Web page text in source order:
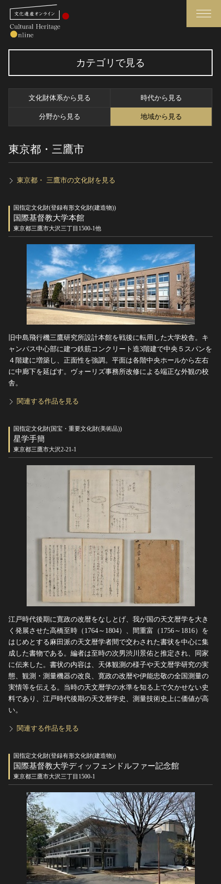
さらに詳細検索
トップ
作品一覧
カテゴリで見る
全国の美術館・博物館
世界遺産
無形文化遺産
動画で見る無形の文化財
博物館、美術館の皆さまへ
お知らせ一覧
関連サイトリンク
サイトマップ
サイトのご意見はこちら
文化遺産データベース
国指定文化財等データベース
カテゴリで見る
文化財体系から見る 時代から見る
分野から見る 地域から見る
東京都・三鷹市
東京都・ 三鷹市の文化財を見る
国指定文化財(登録有形文化財(建造物))
国際基督教大学本館
東京都三鷹市大沢三丁目1500-1他
旧中島飛行機三鷹研究所設計本館を戦後に転用した大学校舎。キ
ャンパス中心部に建つ鉄筋コンクリート造3階建で中央５スパンを
４階建に増築し、正面性を強調。平面は各階中央ホールから左右
に中廊下を延ばす。ヴォーリズ事務所改修による端正な外観の校
舎。
関連する作品を見る
国指定文化財(国宝・重要文化財(美術品))
星学手簡
東京都三鷹市大沢2-21-1
江戸時代後期に寛政の改暦をなしとげ、我が国の天文暦学を大き
く発展させた高橋至時（1764～1804）、間重富（1756～1816）を
はじめとする麻田派の天文暦学者間で交わされた書状を中心に集
成した書物である。編者は至時の次男渋川景佑と推定され、同家
に伝来した。書状の内容は、天体観測の様子や天文暦学研究の実
態、観測・測量機器の改良、寛政の改暦や伊能忠敬の全国測量の
実情等を伝える。当時の天文暦学の水準を知る上で欠かせない史
料であり、江戸時代後期の天文暦学史、測量技術史上に価値が高
い。
関連する作品を見る
国指定文化財(登録有形文化財(建造物))
国際基督教大学ディッフェンドルファー記念館
東京都三鷹市大沢三丁目1500-1